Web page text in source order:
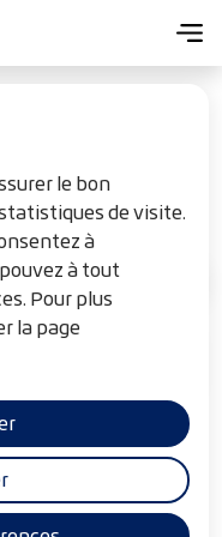
le bon
de visite.
à
à tout
Pour plus
la page
Consulter
le plan du
site
Menu